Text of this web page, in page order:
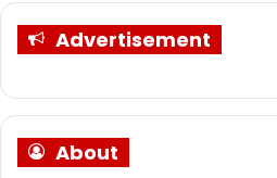
Advertisement
About